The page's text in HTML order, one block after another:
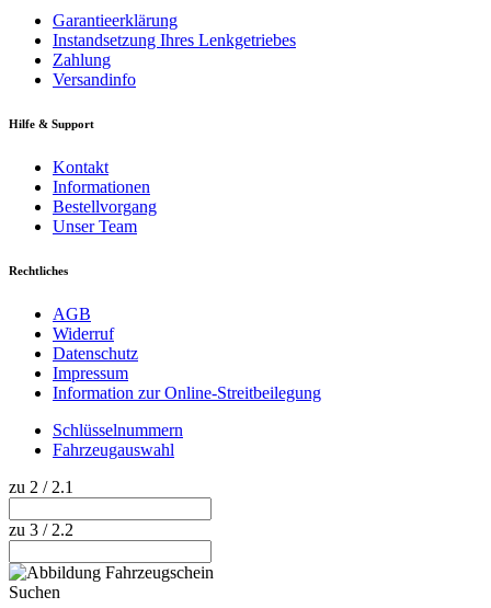
Garantieerklärung
Instandsetzung Ihres Lenkgetriebes
Zahlung
Versandinfo
Hilfe & Support
Kontakt
Informationen
Bestellvorgang
Unser Team
Rechtliches
AGB
Widerruf
Datenschutz
Impressum
Information zur Online-Streitbeilegung
Schlüsselnummern
Fahrzeugauswahl
zu 2 / 2.1
zu 3 / 2.2
Suchen